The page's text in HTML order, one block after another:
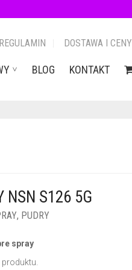
REGULAMIN DOSTAWA I CENY
BLOG KONTAKT
NSN S126 5G
, PUDRY
spray